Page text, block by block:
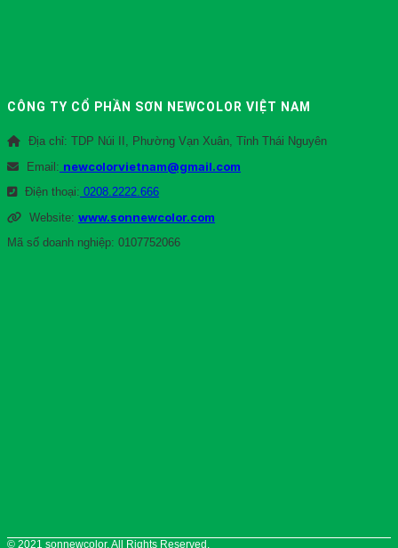
CÔNG TY CỔ PHẦN SƠN NEWCOLOR VIỆT NAM
Địa chỉ: TDP Núi II, Phường Vạn Xuân, Tỉnh Thái Nguyên
Email: newcolorvietnam@gmail.com
Điện thoại: 0208.2222.666
Website: www.sonnewcolor.com
Mã số doanh nghiệp: 0107752066
© 2021 sonnewcolor. All Rights Reserved.